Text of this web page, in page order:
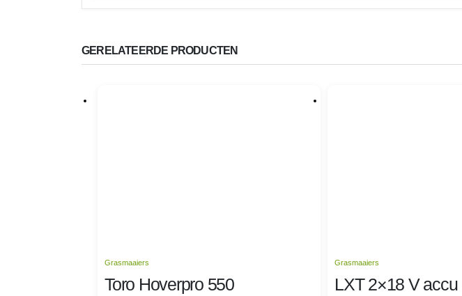
GERELATEERDE PRODUCTEN
Grasmaaiers
Toro Hoverpro 550
Grasmaaiers
LXT 2×18 V accu